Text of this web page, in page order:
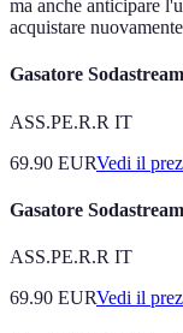
ma anche anticipare
acquistare
Gasatore
ASS.PE.R.R IT
69.90 EURVedi il
Gasatore
ASS.PE.R.R IT
69.90 EURVedi il